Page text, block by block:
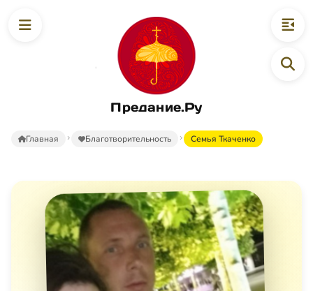
Предание.Ру
Главная Благотворительность Семья Ткаченко